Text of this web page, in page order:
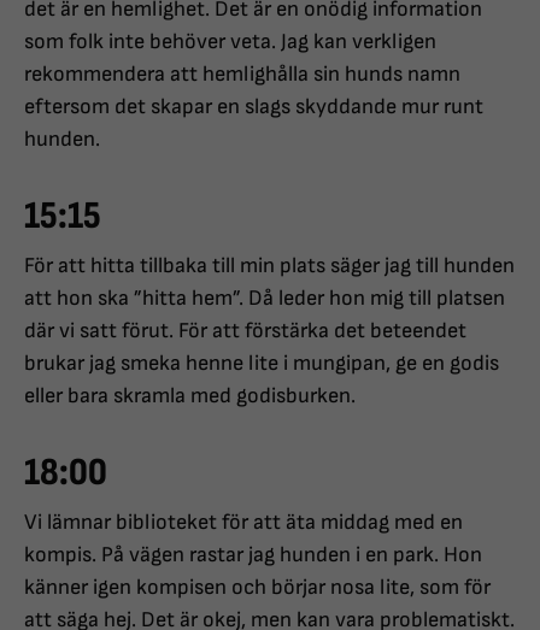
det är en hemlighet. Det är en onödig information
som folk inte behöver veta. Jag kan verkligen
rekommendera att hemlighålla sin hunds namn
eftersom det skapar en slags skyddande mur runt
hunden.
15:15
För att hitta tillbaka till min plats säger jag till hunden
att hon ska ”hitta hem”. Då leder hon mig till platsen
där vi satt förut. För att förstärka det beteendet
brukar jag smeka henne lite i mungipan, ge en godis
eller bara skramla med godisburken.
18:00
Vi lämnar biblioteket för att äta middag med en
kompis. På vägen rastar jag hunden i en park. Hon
känner igen kompisen och börjar nosa lite, som för
att säga hej. Det är okej, men kan vara problematiskt.